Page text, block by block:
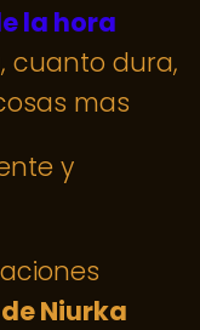
la hora
cuanto dura,
mas
y
Niurka